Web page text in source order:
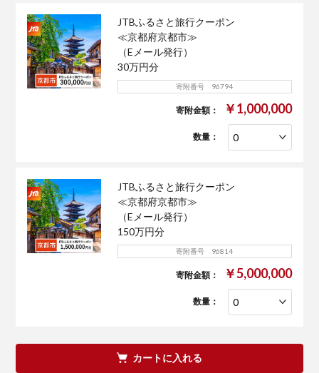
JTBふるさと旅行クーポン
≪京都府京都市≫
（Eメール発行）
30万円分
寄附番号 96794
寄附金額： ￥1,000,000
数量：
JTBふるさと旅行クーポン
≪京都府京都市≫
（Eメール発行）
150万円分
寄附番号 96814
寄附金額： ￥5,000,000
数量：
カートに入れる